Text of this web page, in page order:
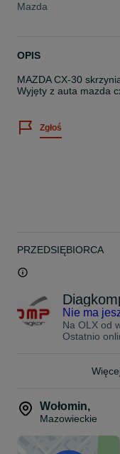
Mazda
OPIS
MAZDA CX-30
Wyjęty z auta mazda
Zgłoś
PRZEDSIĘBIORCA
Nie ma
Na OLX od
Ostatnio
Wołomin,
Mazowieckie